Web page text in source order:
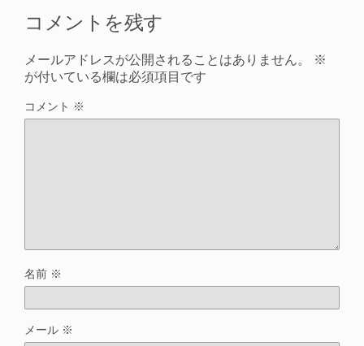
コメントを残す
メールアドレスが公開されることはありません。
※
が付いている欄は必須項目です
コメント ※
名前 ※
メール ※